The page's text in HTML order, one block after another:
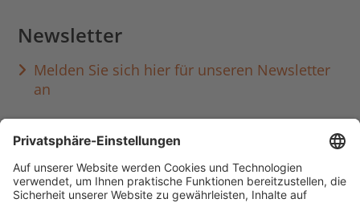
Newsletter
Melden Sie sich hier für unseren Newsletter
an
Häufig aufgerufen
Standorte & Öffnungszeiten